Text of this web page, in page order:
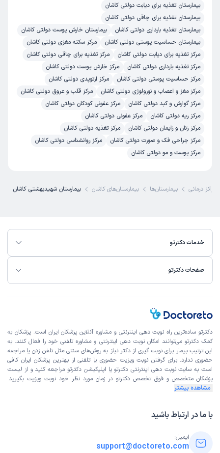
بیمارستان تغذیه برای دیابت دولتی کاشان
بیمارستان تغذیه برای چاقی دولتی کاشان
بیمارستان تغذیه بارداری دولتی کاشان
بیمارستان خارش پوست دولتی کاشان
بیمارستان حساسیت پوستی دولتی کاشان
مرکز سکته مغزی دولتی کاشان
مرکز تغذیه برای دیابت دولتی کاشان
مرکز تغذیه برای چاقی دولتی کاشان
مرکز تغذیه بارداری دولتی کاشان
مرکز خارش پوست دولتی کاشان
مرکز حساسیت پوستی دولتی کاشان
مرکز ارتوپدی دولتی کاشان
مرکز مغز و اعصاب و نورولوژی دولتی کاشان
مرکز قلب و عروق دولتی کاشان
مرکز گوارش و کبد دولتی کاشان
مرکز عفونی کودکان دولتی کاشان
مرکز ریه دولتی کاشان
مرکز عفونی دولتی کاشان
مرکز زنان و زایمان دولتی کاشان
مرکز تغذیه دولتی کاشان
مرکز جراحی فک و صورت دولتی کاشان
مرکز روانشناسی دولتی کاشان
مرکز پوست و مو دولتی کاشان
مراکز درمانی بیمارستان‌ها بیمارستان‌های کاشان بیمارستان شهیدبهشتی کاشان
خدمات دکترتو
صفحات دکترتو
دکترتو ساده‌ترین راه نوبت‌ دهی اینترنتی و مشاوره آنلاین پزشکان ایران است. پزشکان به
کمک دکترتو می‌توانند امکان نوبت دهی اینترنتی و مشاوره تلفنی خود را فعال کنند. به
این ترتیب بیمار برای نوبت گیری از دکتر نیاز به روش‌های سنتی مثل تلفن زدن یا مراجعه
حضوری ندارد. برای گرفتن نوبت ویزیت حضوری یا تلفنی از بهترین پزشکان ایران کافی
است به سایت نوبت دهی اینترنتی دکترتو یا اپلیکیشن دکترتو مراجعه کنید و از لیست
پزشکان متخصص و فوق تخصص دکترتو در زمان مورد نظر خود نوبت ویزیت بگیرید.
مشاهده بیشتر
با ما در ارتباط باشید
ایمیل:
support@doctoreto.com